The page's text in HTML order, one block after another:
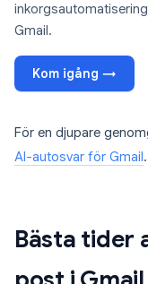
Gmail.
Kom igång →
För en djupare
AI-autosvar för Gmail .
Bästa tider